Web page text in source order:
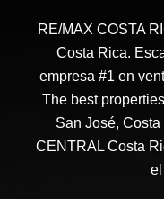
RE/MAX COSTA
Costa Rica.
empresa #1 en
The best
San José,
CENTRAL Costa